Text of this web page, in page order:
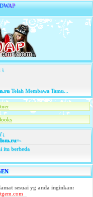
WAP
Telah Membawa Tamu...
=-
itu berbeda
sesuai yg anda inginkan: